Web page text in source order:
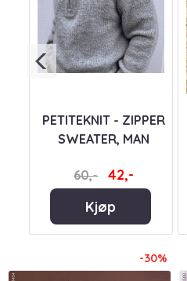
PETITEKNIT - ZIPPER
SWEATER, MAN
60,-
42,-
Kjøp
-30%